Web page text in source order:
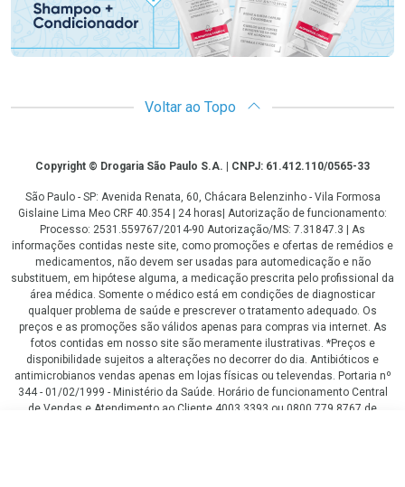
Voltar ao Topo
CopyrightCopyright © Drogaria São Paulo S.A. | CNPJ: 61.412.110/0565-33
São Paulo - SP: Avenida Renata, 60, Chácara Belenzinho - Vila Formosa
Gislaine Lima Meo CRF 40.354 | 24 horas| Autorização de funcionamento:
Processo: 2531.559767/2014-90 Autorização/MS: 7.31847.3 | As
informações contidas neste site, como promoções e ofertas de remédios e
medicamentos, não devem ser usadas para automedicação e não
substituem, em hipótese alguma, a medicação prescrita pelo profissional da
área médica. Somente o médico está em condições de diagnosticar
qualquer problema de saúde e prescrever o tratamento adequado. Os
preços e as promoções são válidos apenas para compras via internet. As
fotos contidas em nosso site são meramente ilustrativas. *Preços e
disponibilidade sujeitos a alterações no decorrer do dia. Antibióticos e
antimicrobianos vendas apenas em lojas físicas ou televendas. Portaria nº
344 - 01/02/1999 - Ministério da Saúde. Horário de funcionamento Central
de Vendas e Atendimento ao Cliente 4003 3393 ou 0800 779 8767 de